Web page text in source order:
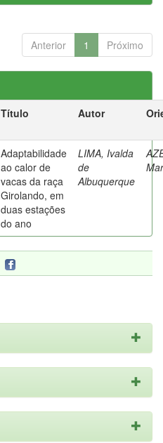
Anterior 1 Próximo
Título Autor
Adaptabilidade
ao calor de
vacas da raça
Girolando, em
duas estações
do ano
LIMA, Ivalda
de
Albuquerque